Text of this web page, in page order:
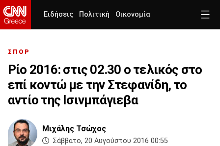
Ειδήσεις Πολιτική Οικονομία
ΣΠΟΡ
Ρίο 2016: στις 02.30 ο τελικός στο
επί κοντώ με την Στεφανίδη, το
αντίο της Ισινμπάγιεβα
Μιχάλης Τσώχος
Σάββατο, 20 Αυγούστου 2016 00:55